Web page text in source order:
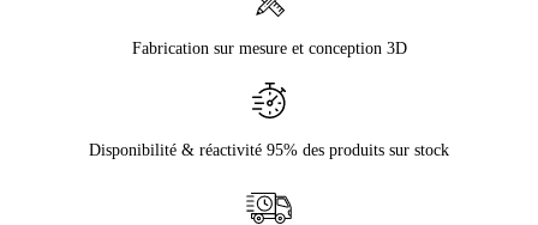
Fabrication sur mesure et conception 3D
Disponibilité & réactivité 95% des produits sur stock